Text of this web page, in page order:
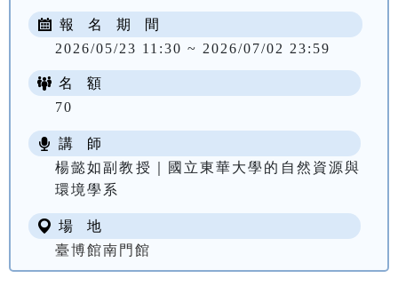
報 名 期 間
2026/05/23 11:30 ~ 2026/07/02 23:59
名 額
70
講 師
楊懿如副教授｜國立東華大學的自然資源與
環境學系
場 地
臺博館南門館